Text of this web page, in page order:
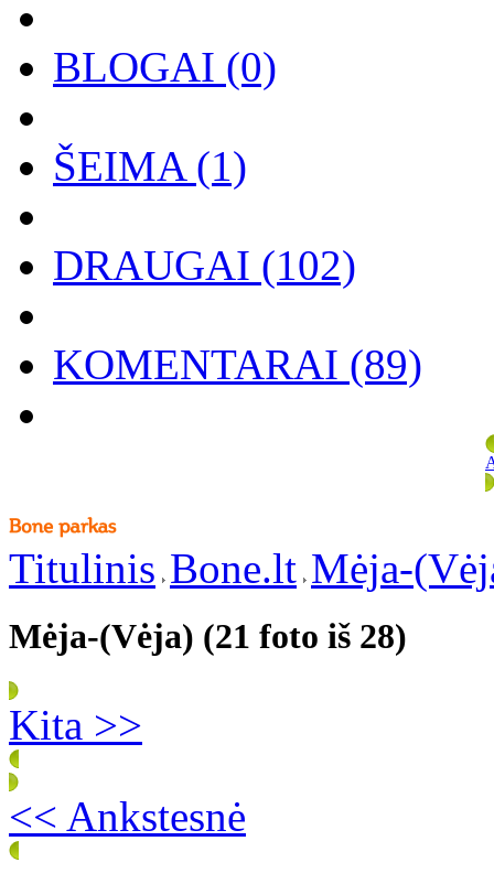
BLOGAI (0)
ŠEIMA(1)
DRAUGAI (102)
KOMENTARAI (89)
Titulinis Bone.lt Mėja-
Mėja-(Vėja) (21 foto iš 28)
Kita >>
<< Ankstesnė